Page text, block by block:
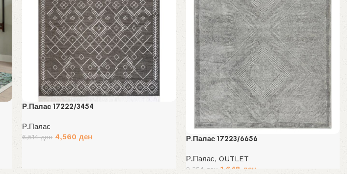
Р.Палас 17222/3454
Р.Палас
6,514ден Original
6,514 ден.
4,560 ден
4,560 ден.
Р.Палас 17223/6656
Р.Палас, OUTLET
2,354 ден Original
1,648 денCurrent